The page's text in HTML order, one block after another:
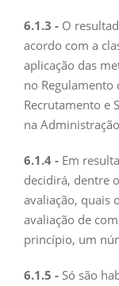
6.1.3 - O
acordo com a
aplicação das
no Regulamento
Recrutamento e
na
6.1.4 - Em
decidirá, dentre
avaliação, quais
avaliação de
princípio, um
6.1.5 - Só são